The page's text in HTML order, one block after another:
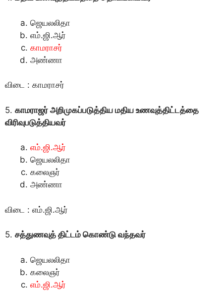
ஜெயலலிதா
எம்.ஜி.ஆர்
காமராசர்
அண்ணா
விடை : காமராசர்
5. காமராஜர் அறிமுகப்படுத்திய மதிய உணவுத்திட்டத்தை
விரிவுபடுத்தியவர்
எம்.ஜி.ஆர்
ஜெயலலிதா
கலைஞர்
அண்ணா
விடை : எம்.ஜி.ஆர்
5. சத்துணவுத் திட்டம் கொண்டு வந்தவர்
ஜெயலலிதா
கலைஞர்
எம்.ஜி.ஆர்